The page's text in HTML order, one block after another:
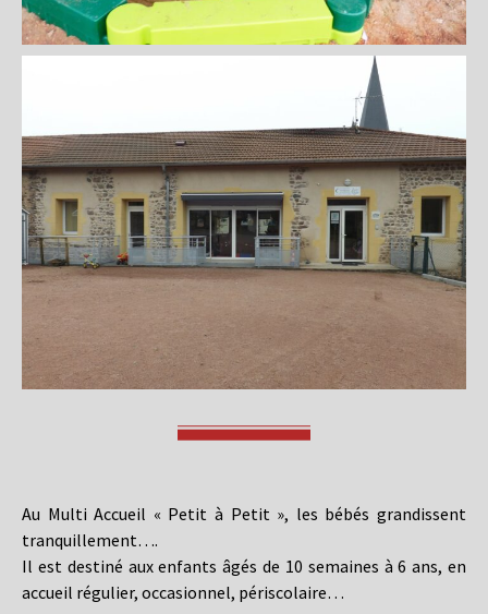
Au Multi Accueil « Petit à Petit », les bébés grandissent
tranquillement….
Il est destiné aux enfants âgés de 10 semaines à 6 ans, en
accueil régulier, occasionnel, périscolaire…